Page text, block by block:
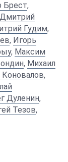
Брест,
Дмитрий
Гудим,
, Игорь
, Максим
, Михаил
Коновалов,
Дуленин,
Тезов,